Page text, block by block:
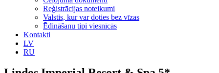
Reģistrācijas noteikumi
Valstis, kur var doties bez vīzas
Ēdināšanu tipi viesnīcās
Kontakti
LV
RU